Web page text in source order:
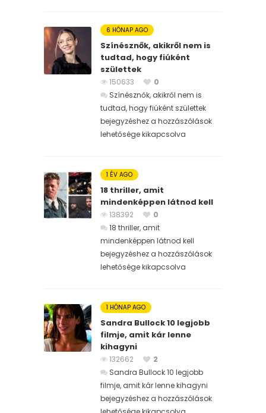
6 HÓNAP AGO
Színésznők, akikről nem is
tudtad, hogy fiúként
születtek
150633
0
Színésznők, akikről nem is
tudtad, hogy fiúként születtek
bejegyzéshez a hozzászólások
lehetősége kikapcsolva
1 ÉV AGO
18 thriller, amit
mindenképpen látnod kell
138392
0
18 thriller, amit
mindenképpen látnod kell
bejegyzéshez a hozzászólások
lehetősége kikapcsolva
1 HÓNAP AGO
Sandra Bullock 10 legjobb
filmje, amit kár lenne
kihagyni
132662
2
Sandra Bullock 10 legjobb
filmje, amit kár lenne kihagyni
bejegyzéshez a hozzászólások